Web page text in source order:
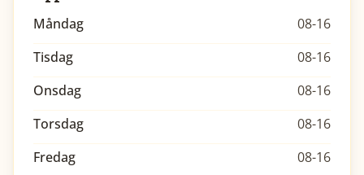
Måndag
08-16
Tisdag
08-16
Onsdag
08-16
Torsdag
08-16
Fredag
08-16